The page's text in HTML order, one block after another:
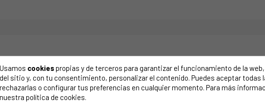
la etiqueta de tu electrodoméstico. Suele estar formado por números y letras.
Usamos cookiespropias y de terceros para garantizar el funcionamiento de la
del sitio y, con tu consentimiento, personalizar el contenido. Puedes aceptar todas
rechazarlas o configurar tus preferencias en cualquier momento. Para más
nuestra política de cookies.